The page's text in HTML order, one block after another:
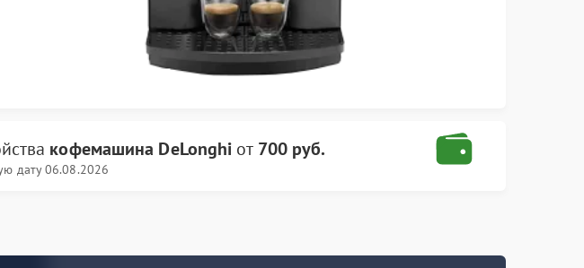
кофемашина DeLonghi от 700 руб.
дату 06.08.2026